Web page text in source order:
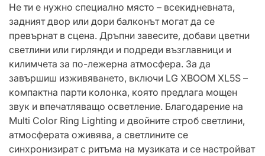
Не ти е нужно специално място – всекидневната,
задният двор или дори балконът могат да се
превърнат в сцена. Дръпни завесите, добави цветни
светлини или гирлянди и подреди възглавници и
килимчета за по-лежерна атмосфера. За да
завършиш изживяването, включи LG XBOOM XL5S –
компактна парти колонка, която предлага мощен
звук и впечатляващо осветление. Благодарение на
Multi Color Ring Lighting и двойните строб светлини,
атмосферата оживява, а светлините се
синхронизират с ритъма на музиката и се настройват